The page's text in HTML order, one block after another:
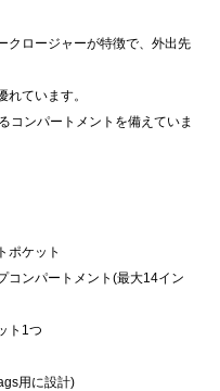
クロージャーが特徴で、外出先
ています。
コンパートメントを備えていま
ポケット
コンパートメント(最大14イン
ト1つ
用に設計)